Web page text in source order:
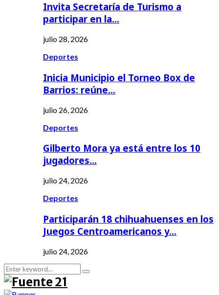
Invita Secretaría de Turismo a
participar en la…
julio 28, 2026
Deportes
Inicia Municipio el Torneo Box de
Barrios: reúne…
julio 26, 2026
Deportes
Gilberto Mora ya está entre los 10
jugadores…
julio 24, 2026
Deportes
Participarán 18 chihuahuenses en los
Juegos Centroamericanos y…
julio 24, 2026
Search
for:
Search